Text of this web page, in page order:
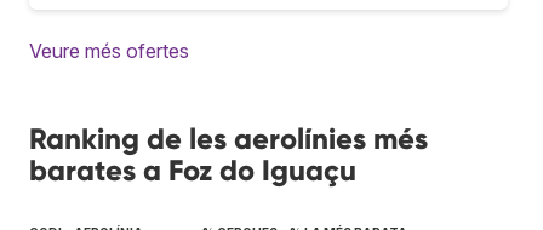
Veure més ofertes
Ranking de les aerolínies més
barates a Foz do Iguaçu